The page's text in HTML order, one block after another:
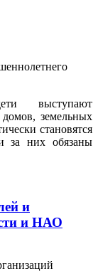
выступают
земельных
становятся
за них обязаны
и
и НАО